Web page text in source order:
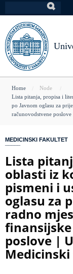
to
main
content
You
are
here
Home
Node
Lista pitanja, propisa i
po Javnom oglasu za
računovodstvene
MEDICINSKI FAKULTET
Lista
oblasti iz
pismeni i
oglasu za
radno
poslove |